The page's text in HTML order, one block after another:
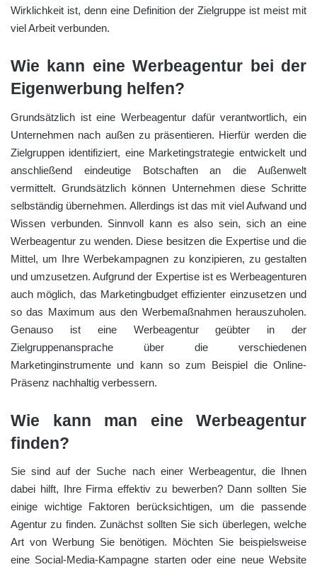
Wirklichkeit ist, denn eine Definition der Zielgruppe ist meist mit
viel Arbeit verbunden.
Wie kann eine Werbeagentur bei der
Eigenwerbung helfen?
Grundsätzlich ist eine Werbeagentur dafür verantwortlich, ein
Unternehmen nach außen zu präsentieren. Hierfür werden die
Zielgruppen identifiziert, eine Marketingstrategie entwickelt und
anschließend eindeutige Botschaften an die Außenwelt
vermittelt. Grundsätzlich können Unternehmen diese Schritte
selbständig übernehmen. Allerdings ist das mit viel Aufwand und
Wissen verbunden. Sinnvoll kann es also sein, sich an eine
Werbeagentur zu wenden. Diese besitzen die Expertise und die
Mittel, um Ihre Werbekampagnen zu konzipieren, zu gestalten
und umzusetzen. Aufgrund der Expertise ist es Werbeagenturen
auch möglich, das Marketingbudget effizienter einzusetzen und
so das Maximum aus den Werbemaßnahmen herauszuholen.
Genauso ist eine Werbeagentur geübter in der
Zielgruppenansprache über die verschiedenen
Marketinginstrumente und kann so zum Beispiel die Online-
Präsenz nachhaltig verbessern.
Wie kann man eine Werbeagentur
finden?
Sie sind auf der Suche nach einer Werbeagentur, die Ihnen
dabei hilft, Ihre Firma effektiv zu bewerben? Dann sollten Sie
einige wichtige Faktoren berücksichtigen, um die passende
Agentur zu finden. Zunächst sollten Sie sich überlegen, welche
Art von Werbung Sie benötigen. Möchten Sie beispielsweise
eine Social-Media-Kampagne starten oder eine neue Website